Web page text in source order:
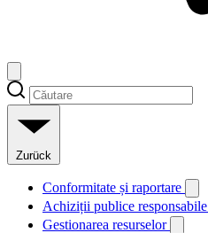
Zurück
Conformitate și raportare
Achiziții publice responsabile
Gestionarea resurselor